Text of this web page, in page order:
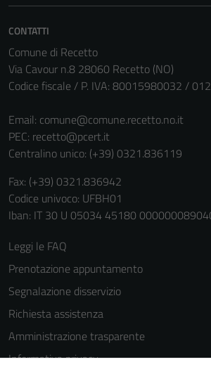
CONTATTI
Comune di Recetto
Via Cavour n.8 28060 Recetto (NO)
Codice fiscale / P. IVA: 80015980032 /
Email: comune@comune.recetto.no.it
PEC: recetto@pcert.it
Centralino unico: (+39) 0321.836119
Fax: (+39) 0321.836942
Codice univoco: UFBH01
Iban: IT 30 U 05034 45180
Leggi le FAQ
Prenotazione appuntamento
Segnalazione disservizio
Richiesta assistenza
Amministrazione trasparente
Informativa privacy